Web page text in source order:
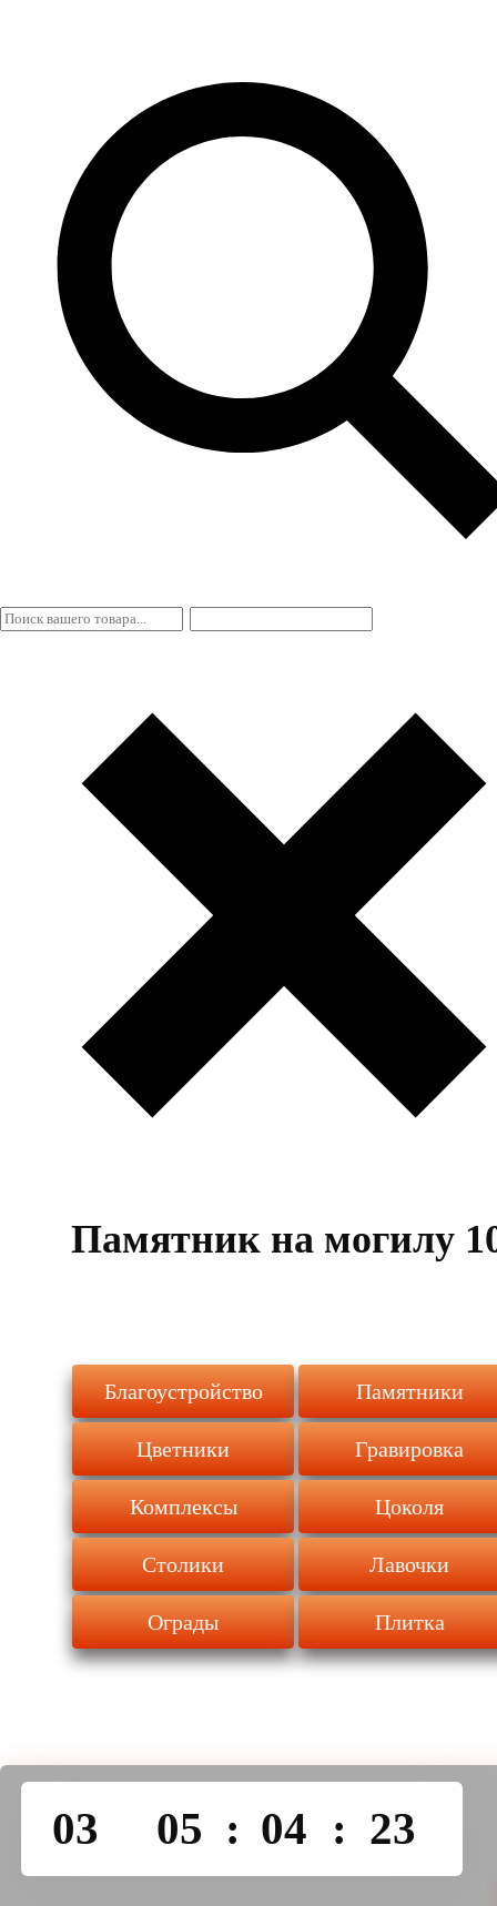
Памятник на могилу
Благоустройство Памятники
Цветники Гравировка
Комплексы Цоколя
Столики Лавочки
Ограды Плитка
03 05 : 04 : 23